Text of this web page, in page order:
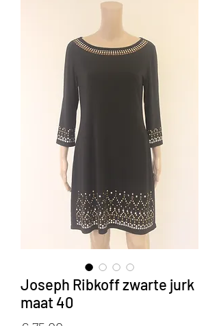
Joseph Ribkoff zwarte jurk
maat 40